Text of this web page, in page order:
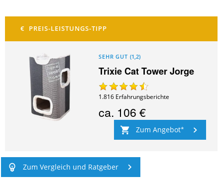
SEHR GUT (1,2)
Trixie Cat Tower Jorge
1.816 Erfahrungsberichte
ca. 106 €
Zum Angebot
Zum Vergleich und Ratgeber